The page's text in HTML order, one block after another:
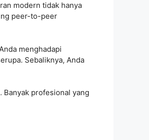
modern tidak hanya
peer-to-peer
menghadapi
Sebaliknya, Anda
profesional yang